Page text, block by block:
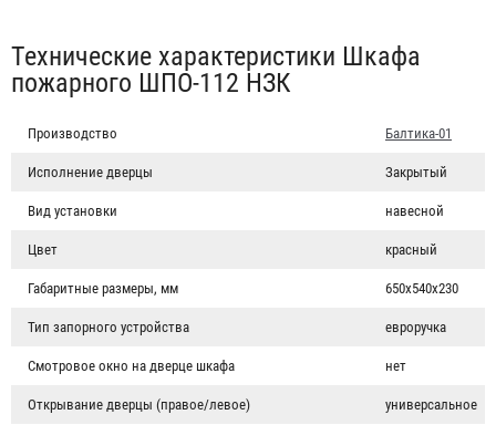
Табы
Технические характеристики Шкафа
пожарного ШПО-112 НЗК
Производство Балтика-01
Исполнение дверцы Закрытый
Вид установки навесной
Цвет красный
Габаритные размеры, мм 650х540х230
Тип запорного устройства евроручка
Смотровое окно на дверце шкафа нет
Открывание дверцы (правое/левое) универсальное